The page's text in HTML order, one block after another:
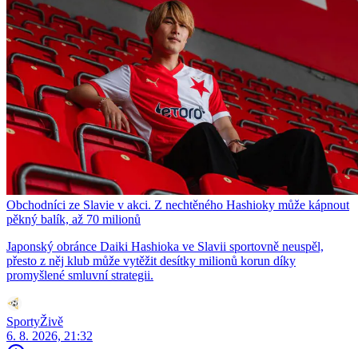
Obchodníci ze Slavie v akci. Z nechtěného Hashioky může kápnout
pěkný balík, až 70 milionů
Japonský obránce Daiki Hashioka ve Slavii sportovně neuspěl,
přesto z něj klub může vytěžit desítky milionů korun díky
promyšlené smluvní strategii.
SportyŽivě
6. 8. 2026, 21:32